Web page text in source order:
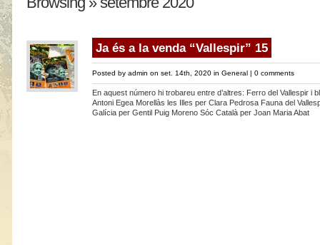
Ja és a la venda “Vallespir” 15
Posted by admin on set. 14th, 2020 in General | 0 comments
En aquest número hi trobareu entre d’altres: Ferro del Vallespir i
Antoni Egea Morellàs les Illes per Clara Pedrosa Fauna del
Galícia per Gentil Puig Moreno Sóc Català per Joan Maria Abat